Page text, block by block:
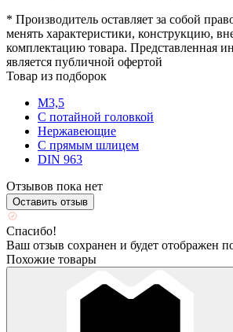
* Производитель оставляет за собой
менять характеристики, конструкцию,
комплектацию товара. Представленная
является публичной офертой
Товар из подборок
М3,5
С потайной головкой
Нержавеющие
С прямым шлицем
DIN 963
Отзывов пока нет
Оставить отзыв
Спасибо!
Ваш отзыв сохранен и будет отображен
Похожие товары